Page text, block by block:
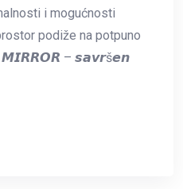
i mogućnosti
podiže na potpuno
– 𝙨𝙖𝙫𝙧š𝙚𝙣